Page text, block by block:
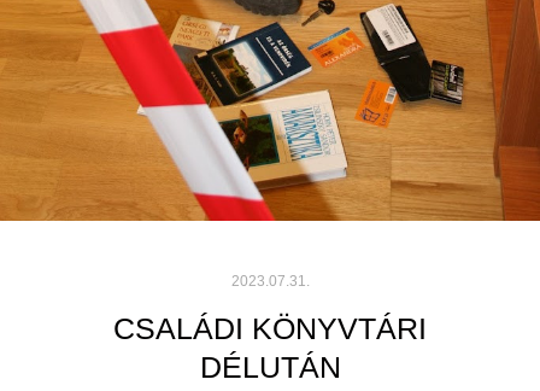
2023.07.31.
CSALÁDI KÖNYVTÁRI
DÉLUTÁN